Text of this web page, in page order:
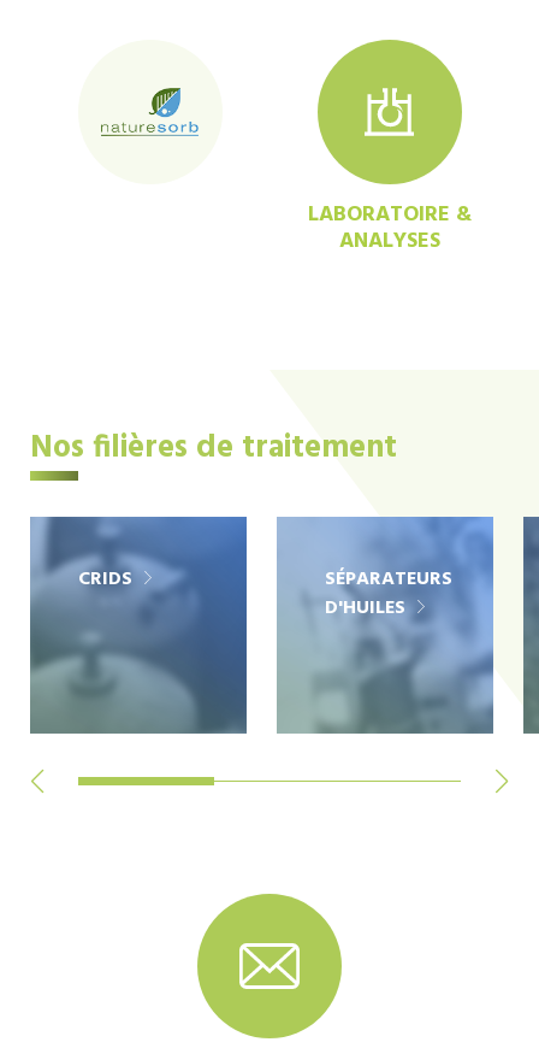
LABORATOIRE &
ANALYSES
Nos filières de traitement
CRIDS
SÉPARATEURS
D'HUILES